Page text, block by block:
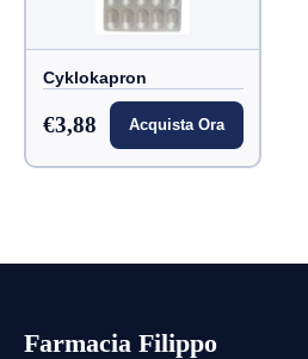
Cyklokapron
€3,88 Acquista Ora
Farmacia Filippo